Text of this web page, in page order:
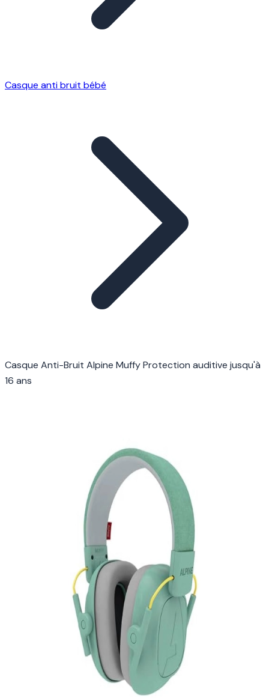
Casque anti bruit bébé
Casque Anti-Bruit Alpine Muffy Protection auditive jusqu'à
16 ans